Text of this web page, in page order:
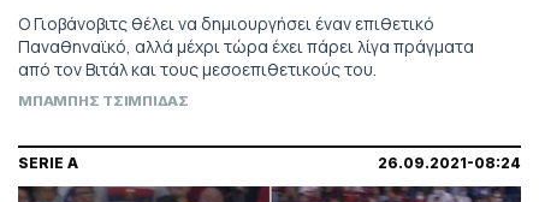
Ο Γιοβάνοβιτς θέλει να δημιουργήσει έναν επιθετικό
Παναθηναϊκό, αλλά μέχρι τώρα έχει πάρει λίγα πράγματα
από τον Βιτάλ και τους μεσοεπιθετικούς του.
ΜΠΑΜΠΗΣ ΤΣΙΜΠΙΔΑΣ
SERIE A 26.09.2021-08:24